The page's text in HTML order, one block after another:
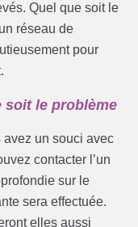
Quel que soit le
réseau de
pour
soit le problème
un souci avec
contacter l’un
sur le
sera effectuée.
elles aussi